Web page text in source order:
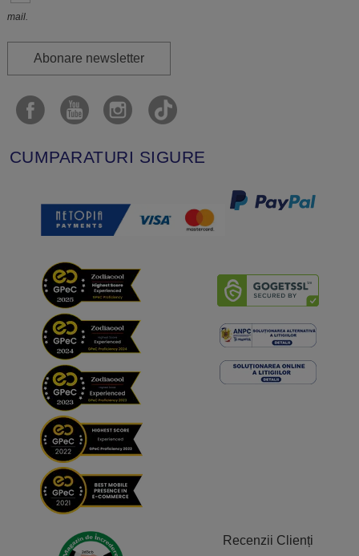
mail.
Abonare newsletter
CUMPARATURI SIGURE
Recenzii Clienți